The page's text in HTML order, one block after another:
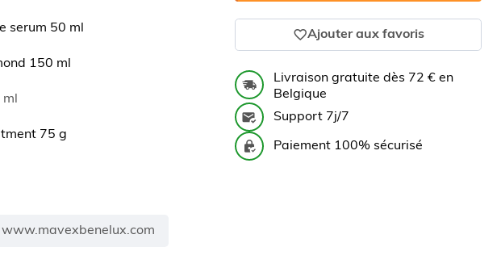
Ajouter aux favoris
Livraison gratuite dès 72 € en
Belgique
Support 7j/7
Paiement 100% sécurisé
serum 50 ml
150 ml
75 g
www.mavexbenelux.com